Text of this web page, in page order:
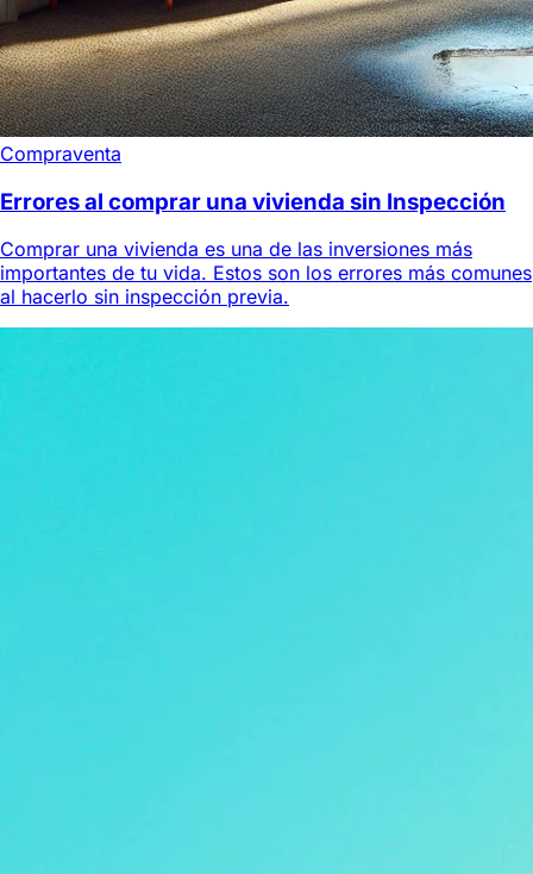
Compraventa
Errores al comprar una vivienda sin Inspección
Comprar una vivienda es una de las inversiones más
importantes de tu vida. Estos son los errores más comunes
al hacerlo sin inspección previa.